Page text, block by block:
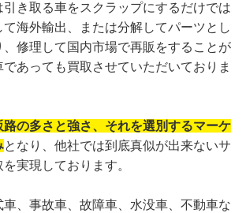
引き取る車をスクラップにするだけでは
海外輸出、または分解してパーツとし
、修理して国内市場で再販をすることが
あっても買取させていただいておりま
路の多さと強さ、それを選別するマーケ
となり、他社では到底真似が出来ないサ
実現しております。
、事故車、故障車、水没車、不動車な